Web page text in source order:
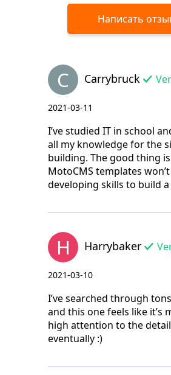
Написать
C Carrybruck
2021-03-11
I’ve studied IT in school
all my knowledge for the
building. The good thing
MotoCMS templates
developing skills to build
H Harrybaker
2021-03-10
I’ve searched through
and this one feels like it’s
high attention to the
eventually :)